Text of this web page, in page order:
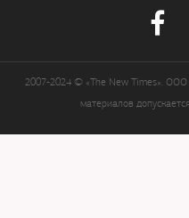
2007-2024 © «The New Times».
материалов